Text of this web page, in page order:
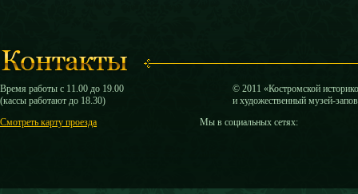
Время работы с 11.00 до 19.00
(кассы работают до 18.30)
Смотреть карту проезда
© 2011 «Костромской
и художественный музей-
Мы в социальных сетях: